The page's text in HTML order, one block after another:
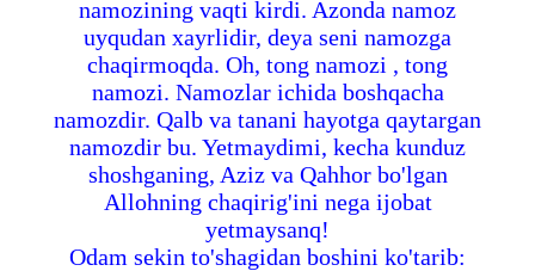
namozining vaqti kirdi. Azonda namoz
uyqudan xayrlidir, deya seni namozga
chaqirmoqda. Oh, tong namozi , tong
namozi. Namozlar ichida boshqacha
namozdir. Qalb va tanani hayotga qaytargan
namozdir bu. Yetmaydimi, kecha kunduz
shoshganing, Aziz va Qahhor bo'lgan
Allohning chaqirig'ini nega ijobat
yetmaysanq!
Odam sekin to'shagidan boshini ko'tarib: